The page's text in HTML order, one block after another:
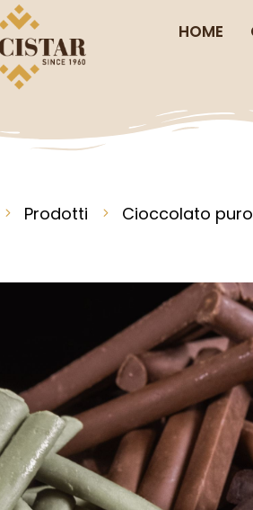
HOME
Prodotti Cioccolato puro